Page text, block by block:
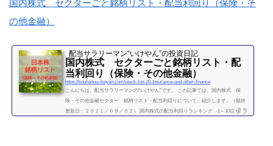
国内株式 セクターごと銘柄リスト・配当利回り（保険・そ
の他金融）
配当サラリーマン“いけやん”の投資日記 ​
国内株式 セクターごと銘柄リスト・配
当利回り（保険・その他金融）
https://kouhaitou-ikeyan.com/stock-list-20-Insurance-and-other-finance
こんにちは。配当サラリーマンの“いけやん”です。 この記事では、国内株式 保
険・その他金融セクター 銘柄リスト・配当利回りについて、紹介します。（最終
更新日：２０２１／０８／０２） 国内株式の配当利回りランキング 1～10位 保